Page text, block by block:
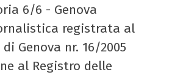
6/6 - Genova
registrata al
Genova nr. 16/2005
al Registro delle